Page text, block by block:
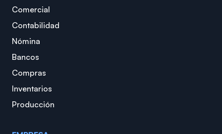
Comercial
Contabilidad
Nómina
Bancos
Compras
Inventarios
Producción